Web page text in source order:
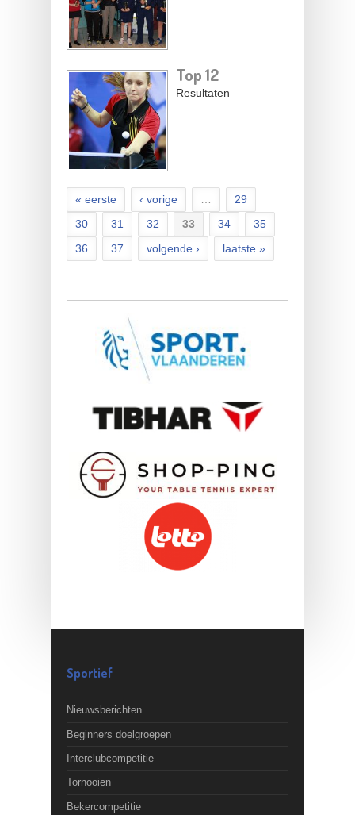
Top 12
Resultaten
« eerste ‹ vorige …
29
30
31 32 33 34
35
36
37 volgende › laatste »
Sportief
Nieuwsberichten
Beginners doelgroepen
Interclubcompetitie
Tornooien
Bekercompetitie